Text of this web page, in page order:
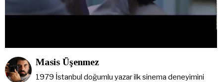
Masis Üşenmez
1979 İstanbul doğumlu yazar ilk sinema deneyimini